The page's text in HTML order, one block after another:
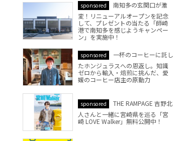
sponsored
南知多の玄関口が激
変！リニューアルオープンを記念
して、プレゼントの当たる「師崎
港で南知多を感じようキャンペー
ン」を実施中！
sponsored
一杯のコーヒーに託し
たホンジュラスへの恩返し。知識
ゼロから輸入・焙煎に挑んだ、愛
媛のコーヒー店主の原動力
sponsored
THE RAMPAGE 吉野北
人さんと一緒に宮崎県を巡る「宮
崎 LOVE Walker」無料公開中！